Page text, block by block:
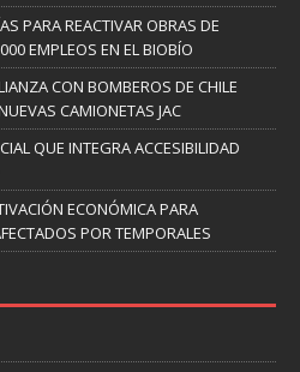
PARA REACTIVAR OBRAS DE
EMPLEOS EN EL BIOBÍO
CON BOMBEROS DE CHILE
CAMIONETAS JAC
QUE INTEGRA ACCESIBILIDAD
ECONÓMICA PARA
POR TEMPORALES